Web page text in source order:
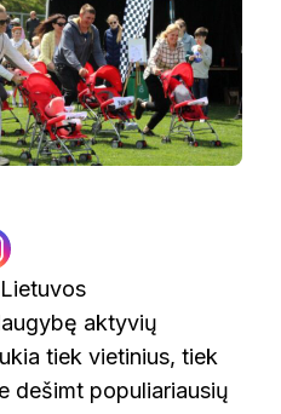
aktyvių
tiek vietinius, tiek
dešimt populiariausių